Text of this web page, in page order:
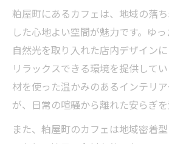
五感で楽しむカフェの魅
勉強や作業なら快適なカフェ
カフェで快適作業環境を
勉強がはかどるカフェの
Wi-Fiやコンセント完備
ノマドワークに最適なカ
粕屋町にあるカフェは、地域の落
した心地よい空間が魅力です。ゆ
自然光を取り入れた店内デザイン
リラックスできる環境を提供して
材を使った温かみのあるインテリ
が、日常の喧騒から離れた安らぎを
また、粕屋町のカフェは地域密着